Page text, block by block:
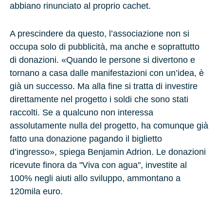
abbiano rinunciato al proprio cachet.
A prescindere da questo, l’associazione non si
occupa solo di pubblicità, ma anche e soprattutto
di donazioni. «Quando le persone si divertono e
tornano a casa dalle manifestazioni con un’idea, è
già un successo. Ma alla fine si tratta di investire
direttamente nel progetto i soldi che sono stati
raccolti. Se a qualcuno non interessa
assolutamente nulla del progetto, ha comunque già
fatto una donazione pagando il biglietto
d’ingresso», spiega Benjamin Adrion. Le donazioni
ricevute finora da "Viva con agua", investite al
100% negli aiuti allo sviluppo, ammontano a
120mila euro.